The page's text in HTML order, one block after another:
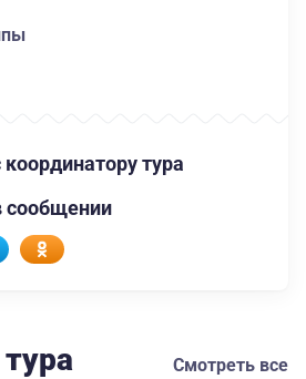
тура
сообщении
Смотреть все